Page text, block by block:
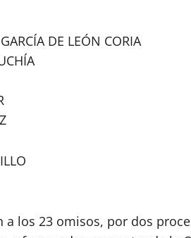
DE LEÓN CORIA
los 23 omisos, por dos